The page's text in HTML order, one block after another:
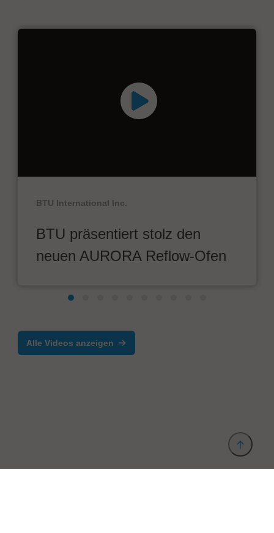
BTU International Inc.
BTU präsentiert stolz den
neuen AURORA Reflow-Ofen
Alle Videos anzeigen